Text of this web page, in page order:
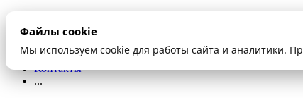
Файлы cookie
Мы используем cookie для работы сайта и аналитики.
Оплата и доставка
Шиномонтаж
Контакты
...